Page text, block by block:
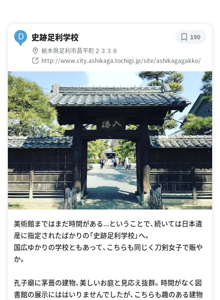
D 史跡足利学校
栃木県足利市昌平町２３３８
http://www.city.ashikaga.tochigi.jp/site/ashikagagakko/
190
美術館まではまだ時間がある...ということで、続いては日本遺
産に指定されたばかりの「史跡足利学校」へ。
国広ゆかりの学校ともあって、こちらも同じく刀剣女子で賑や
か。
孔子廟に茅葺の建物、美しいお庭と見応え抜群。時間がなく図
書館の展示にははいりませんでしたが、こちらも趣のある建物